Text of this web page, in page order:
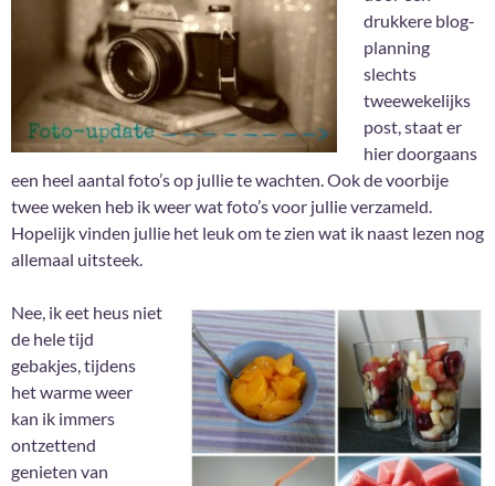
drukkere blog-
planning
slechts
tweewekelijks
post, staat er
hier doorgaans
een heel aantal foto’s op jullie te wachten. Ook de voorbije
twee weken heb ik weer wat foto’s voor jullie verzameld.
Hopelijk vinden jullie het leuk om te zien wat ik naast lezen nog
allemaal uitsteek.
Nee, ik eet heus niet
de hele tijd
gebakjes, tijdens
het warme weer
kan ik immers
ontzettend
genieten van